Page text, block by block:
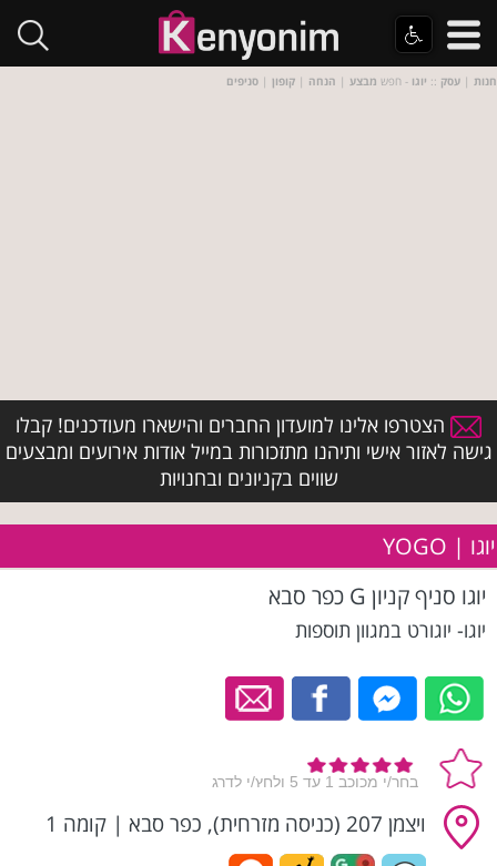
חנות | עסק :: יוגו - חפש מבצע | הנחה | קופון | סניפים
הצטרפו אלינו למועדון החברים והישארו מעודכנים! קבלו
גישה לאזור אישי ותיהנו מתזכורות במייל אודות אירועים ומבצעים
שווים בקניונים ובחנויות
יוגו | YOGO
יוגו סניף קניון G כפר סבא
יוגו- יוגורט במגוון תוספות
ויצמן 207 (כניסה מזרחית), כפר סבא | קומה 1